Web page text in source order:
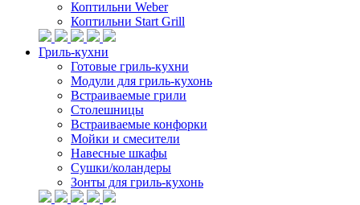
Коптильни Weber
Коптильни Start Grill
Гриль-кухни
Готовые гриль-кухни
Модули для гриль-кухонь
Встраиваемые грили
Столешницы
Встраиваемые конфорки
Мойки и смесители
Навесные шкафы
Сушки/коландеры
Зонты для гриль-кухонь